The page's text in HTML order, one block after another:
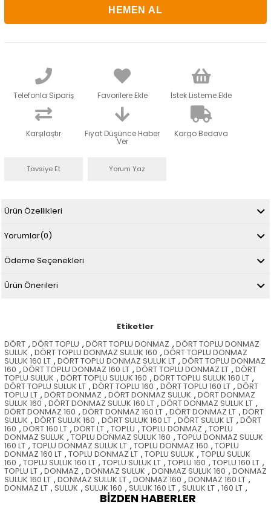
Telefonla Sipariş Favorilere Ekle İstek Listeme Ekle
Karşılaştır Fiyat Düşünce Haber
Ver
Kargo Bedava
Tavsiye Et Yorum Yaz
Ürün Özellikleri
Yorumlar(0)
Ödeme Seçenekleri
Ürün Önerileri
Etiketler
DÖRT , DÖRT TOPLU , DÖRT TOPLU DONMAZ , DÖRT TOPLU DONMAZ
SULUK , DÖRT TOPLU DONMAZ SULUK 160 , DÖRT TOPLU DONMAZ
SULUK 160 LT , DÖRT TOPLU DONMAZ SULUK LT , DÖRT TOPLU DONMAZ
160 , DÖRT TOPLU DONMAZ 160 LT , DÖRT TOPLU DONMAZ LT , DÖRT
TOPLU SULUK , DÖRT TOPLU SULUK 160 , DÖRT TOPLU SULUK 160 LT ,
DÖRT TOPLU SULUK LT , DÖRT TOPLU 160 , DÖRT TOPLU 160 LT , DÖRT
TOPLU LT , DÖRT DONMAZ , DÖRT DONMAZ SULUK , DÖRT DONMAZ
SULUK 160 , DÖRT DONMAZ SULUK 160 LT , DÖRT DONMAZ SULUK LT ,
DÖRT DONMAZ 160 , DÖRT DONMAZ 160 LT , DÖRT DONMAZ LT , DÖRT
SULUK , DÖRT SULUK 160 , DÖRT SULUK 160 LT , DÖRT SULUK LT , DÖRT
160 , DÖRT 160 LT , DÖRT LT , TOPLU , TOPLU DONMAZ , TOPLU
DONMAZ SULUK , TOPLU DONMAZ SULUK 160 , TOPLU DONMAZ SULUK
160 LT , TOPLU DONMAZ SULUK LT , TOPLU DONMAZ 160 , TOPLU
DONMAZ 160 LT , TOPLU DONMAZ LT , TOPLU SULUK , TOPLU SULUK
160 , TOPLU SULUK 160 LT , TOPLU SULUK LT , TOPLU 160 , TOPLU 160 LT ,
TOPLU LT , DONMAZ , DONMAZ SULUK , DONMAZ SULUK 160 , DONMAZ
SULUK 160 LT , DONMAZ SULUK LT , DONMAZ 160 , DONMAZ 160 LT ,
DONMAZ LT , SULUK , SULUK 160 , SULUK 160 LT , SULUK LT , 160 LT ,
BIZDEN HABERLER